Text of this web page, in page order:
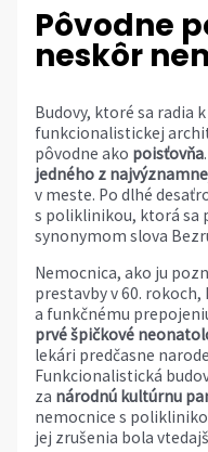
Pôvodne
neskôr
Budovy, ktoré sa radia
funkcionalistickej
pôvodne ako poisťovňa
jedného z
v meste. Po dlhé
s poliklinikou, ktorá sa
synonymom slova
Nemocnica, ako ju
prestavby v 60.
a funkčnému
prvé špičkové
lekári predčasne
Funkcionalistická
za národnú kultúrnu
nemocnice s
jej zrušenia bola